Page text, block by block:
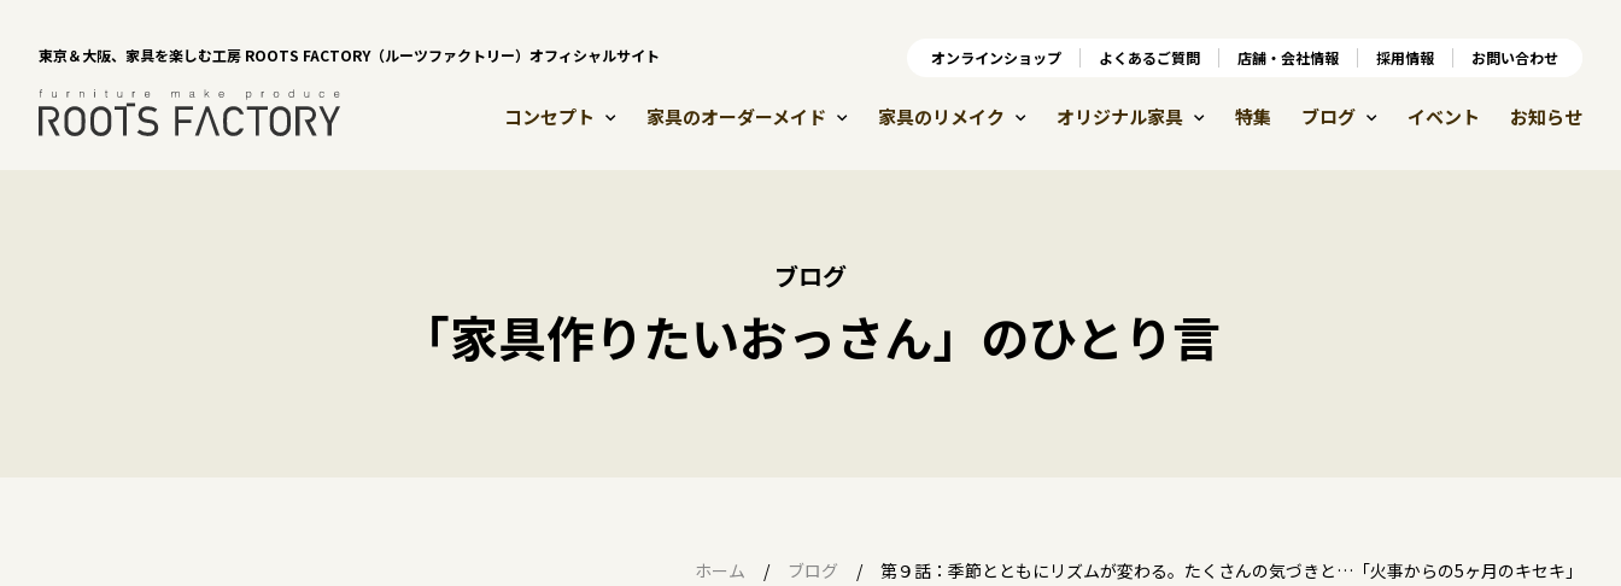
東京＆大阪、家具を楽しむ工房 ROOTS FACTORY（ルーツファクトリー）オフィシャルサイト オンラインショップ よくあるご質問 店舗・会社情報 採用情報
コンセプト 家具のオーダーメイド 家具のリメイク オリジナル家具 特集 ブログ イベント お知らせ
オンラインショップ よくあるご質問 店舗・会社情報 採用情報 お問い合わせ
ブログ
「家具作りたいおっさん」のひとり言
ホーム ブログ 第９話：季節とともにリズムが変わる。たくさんの気づきと…「火事からの5ヶ月のキセキ」